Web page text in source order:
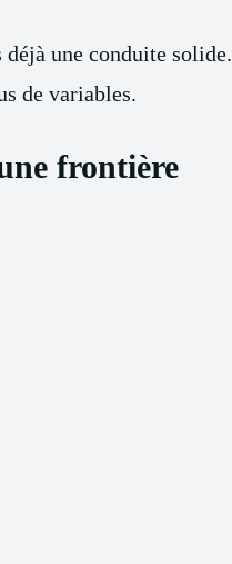
déjà une conduite solide.
de variables.
frontière